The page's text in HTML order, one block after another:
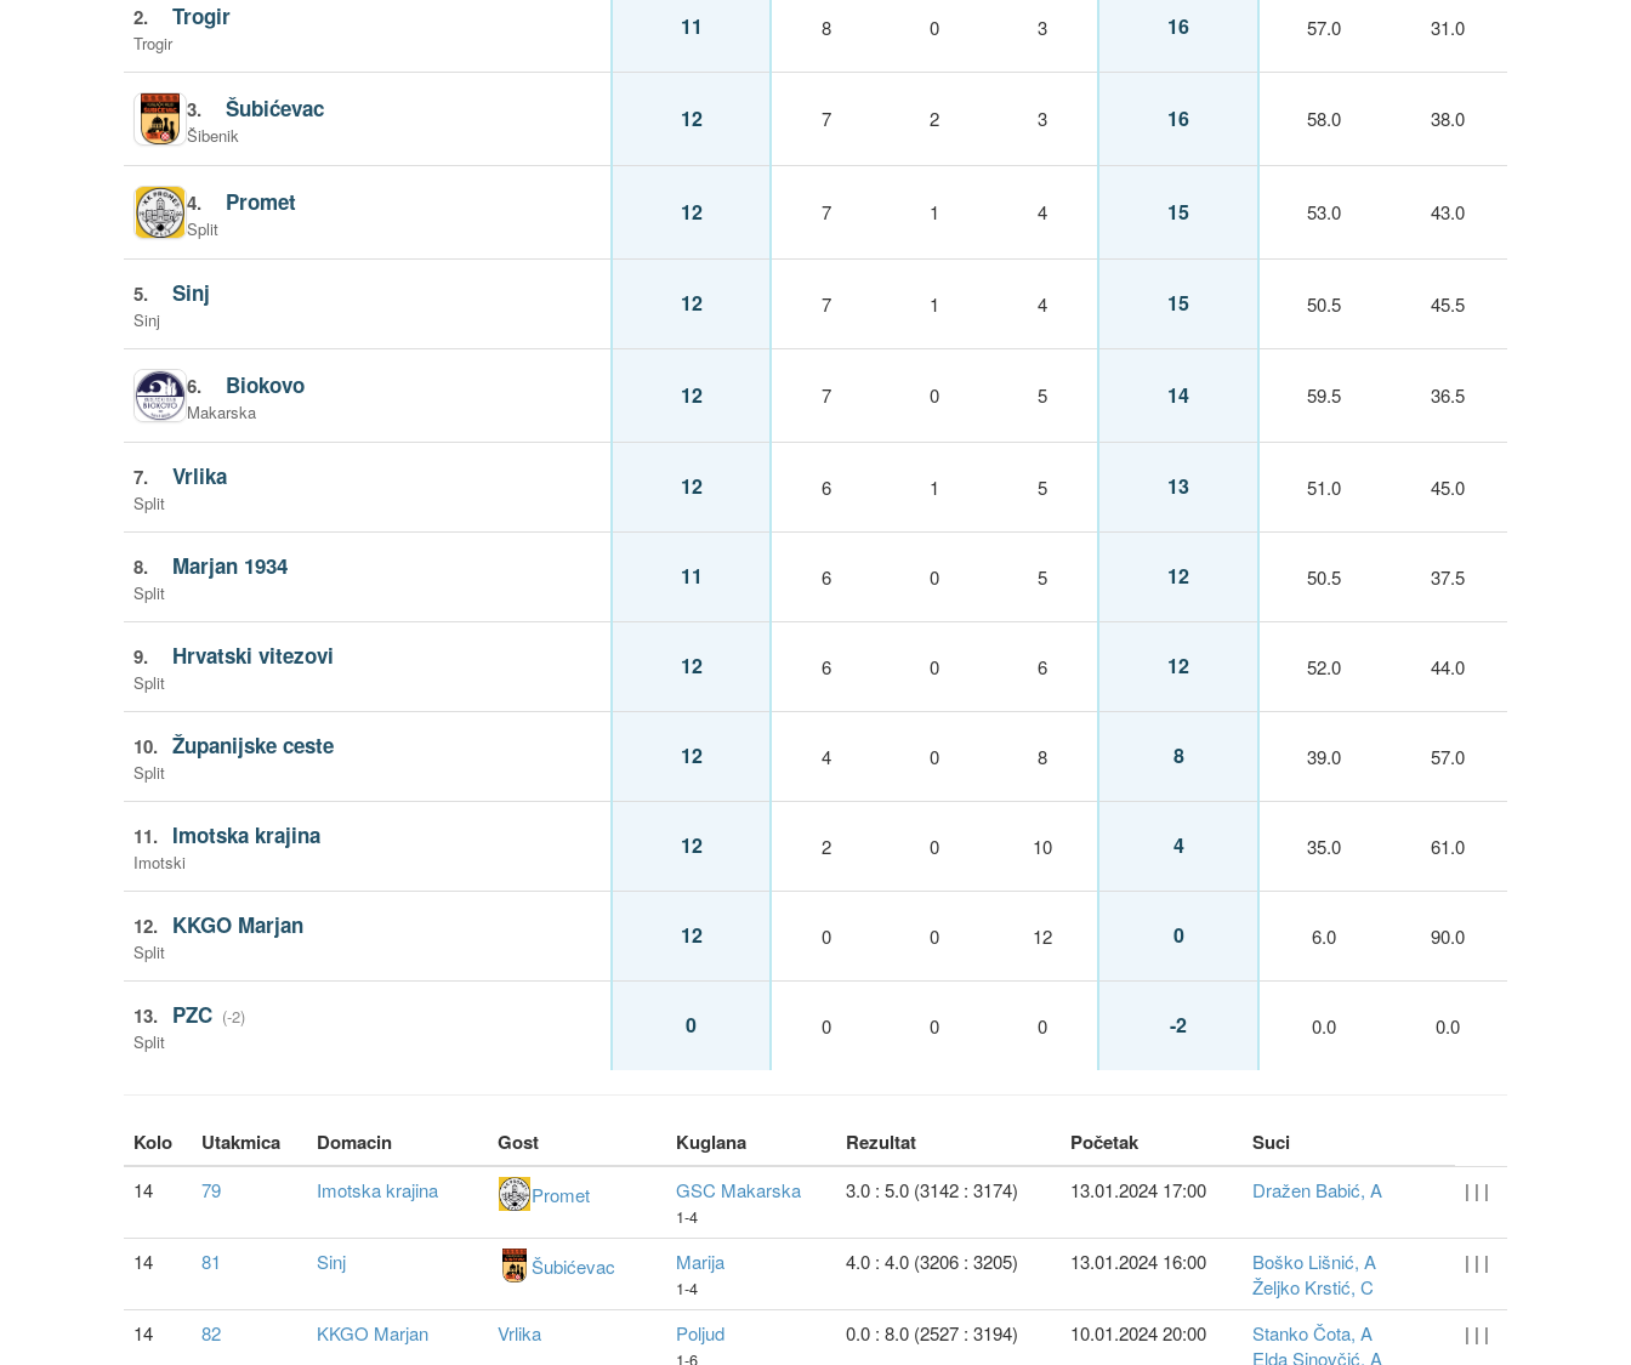
2. Trogir
Trogir
11 8 0 3 16 57.0 31.0
3. Šubićevac
Šibenik
12 7 2 3 16 58.0 38.0
4. Promet
Split
12 7 1 4 15 53.0 43.0
5. Sinj
Sinj
12 7 1 4 15 50.5 45.5
6. Biokovo
Makarska
12 7 0 5 14 59.5 36.5
7. Vrlika
Split
12 6 1 5 13 51.0 45.0
8. Marjan 1934
Split
11 6 0 5 12 50.5 37.5
9. Hrvatski vitezovi
Split
12 6 0 6 12 52.0 44.0
10. Županijske ceste
Split
12 4 0 8 8 39.0 57.0
11. Imotska krajina
Imotski
12 2 0 10 4 35.0 61.0
12. KKGO Marjan
Split
12 0 0 12 0 6.0 90.0
13. PZC (-2)
Split
0 0 0 0 -2 0.0 0.0
Kolo Utakmica Domacin Gost Kuglana Rezultat Početak Suci
14 79 Imotska krajina Promet GSC Makarska
1-4
3.0 : 5.0 (3142 : 3174) 13.01.2024 17:00 Dražen Babić, A | | |
14 81 Sinj Šubićevac Marija
1-4
4.0 : 4.0 (3206 : 3205) 13.01.2024 16:00
Boško Lišnić, A
Željko Krstić, C
| | |
14 82 KKGO Marjan Vrlika Poljud
1-6
0.0 : 8.0 (2527 : 3194) 10.01.2024 20:00
Stanko Čota, A
Elda Sinovčić, A
| | |